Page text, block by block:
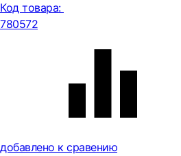
Код товара:
780572
добавлено к сравению